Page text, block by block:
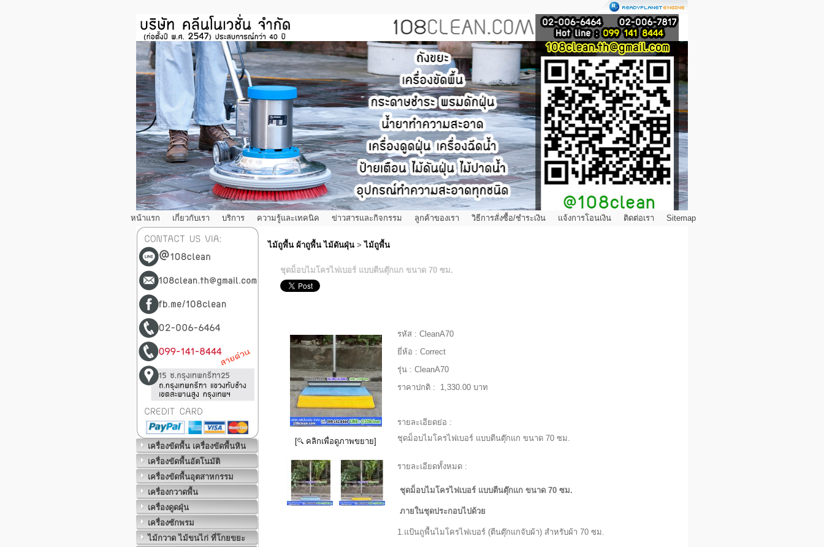
หน้าแรก เกี่ยวกับเรา บริการ ความรู้และเทคนิค ข่าวสารและกิจกรรม ลูกค้าของเรา วิธีการสั่งซื้อ/ชำระเงิน แจ้งการโอนเงิน ติดต่อเรา Sitemap
เครื่องขัดพื้น เครื่องขัดพื้นหิน
เครื่องขัดพื้นอัตโนมัติ
เครื่องขัดพื้นอุตสาหกรรม
เครื่องกวาดพื้น
เครื่องดูดฝุ่น
เครื่องซักพรม
ไม้กวาด ไม้ขนไก่ ที่โกยขยะ
ไม้ถูพื้น ผ้าถูพื้น ไม้ดันฝุ่น >ไม้ถูพื้น
ชุดม็อบไมโครไฟเบอร์ แบบตีนตุ๊กแก ขนาด 70 ซม.
[ คลิกเพื่อดูภาพขยาย]
รหัส : CleanA70
ยี่ห้อ : Correct
รุ่น : CleanA70
ราคาปกติ :
1,330.00 บาท
รายละเอียดย่อ :
ชุดม็อบไมโครไฟเบอร์ แบบตีนตุ๊กแก ขนาด 70 ซม.
รายละเอียดทั้งหมด :
ชุดม็อบไมโครไฟเบอร์ แบบตีนตุ๊กแก ขนาด 70 ซม.
ภายในชุดประกอบไปด้วย
1.แป้นถูพื้นไมโครไฟเบอร์ (ตีนตุ๊กแกจับผ้า) สำหรับผ้า 70 ซม.